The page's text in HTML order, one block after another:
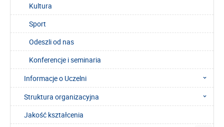
Kultura
Sport
Odeszli od nas
Konferencje i seminaria
Informacje o Uczelni
Struktura organizacyjna
Jakość kształcenia